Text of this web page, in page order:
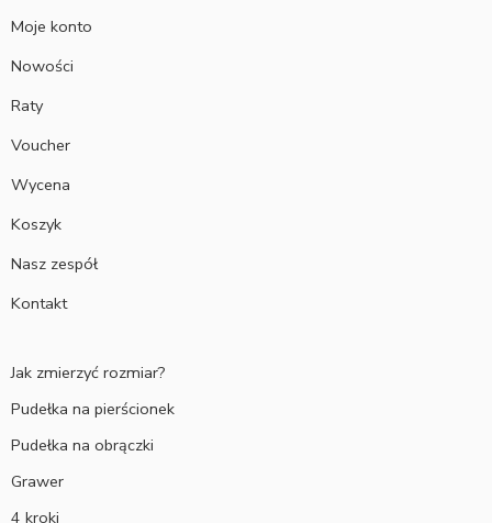
Moje konto
Nowości
Raty
Voucher
Wycena
Koszyk
Nasz zespół
Kontakt
Jak zmierzyć rozmiar?
Pudełka na pierścionek
Pudełka na obrączki
Grawer
4 kroki